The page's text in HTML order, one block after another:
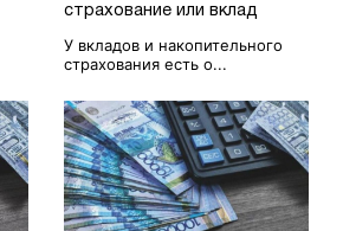
страхование или вклад
У вкладов и накопительного
страхования есть о...